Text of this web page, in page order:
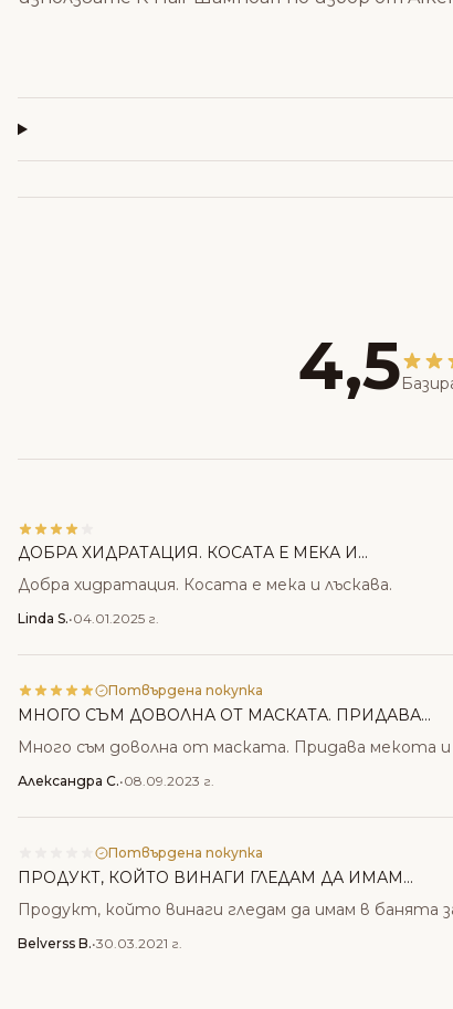
4,5
ДОБРА ХИДРАТАЦИЯ. КОСАТА Е МЕКА И...
Добра хидратация. Косата е мека и лъскава.
Linda S.•04.01.2025 г.
Потвърдена покупка
МНОГО СЪМ ДОВОЛНА ОТ МАСКАТА. ПРИДАВА...
Много съм доволна от маската. Придава мекота и
Александра С.•08.09.2023 г.
Потвърдена покупка
ПРОДУКТ, КОЙТО ВИНАГИ ГЛЕДАМ ДА ИМАМ...
Продукт, който винаги гледам да имам в банята
Belverss B.•30.03.2021 г.